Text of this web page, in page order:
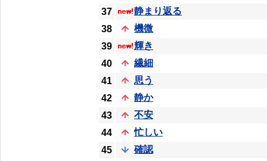
37
静まり返る
38
機微
39
輝き
40
繊細
41
思う
42
静か
43
不安
44
忙しい
45
確認